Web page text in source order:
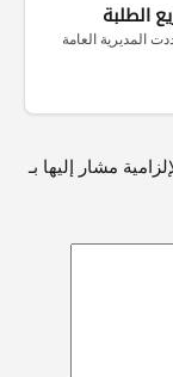
الطلبة
المديرية العامة
مشار إليها بـ